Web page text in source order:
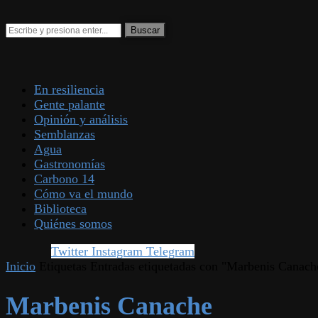
En resiliencia
Gente palante
Opinión y análisis
Semblanzas
Agua
Gastronomías
Carbono 14
Cómo va el mundo
Biblioteca
Quiénes somos
Twitter Instagram Telegram
Inicio
Marbenis Canache